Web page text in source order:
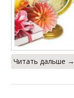
Читать дальше →